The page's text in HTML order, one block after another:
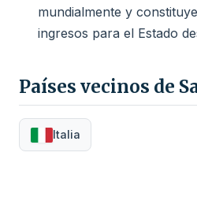
mundialmente y
ingresos para el Estado
Países vecinos de
Italia